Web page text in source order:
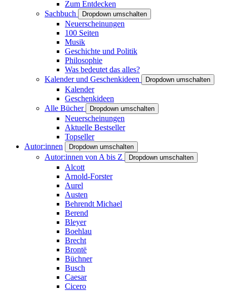
Zum Entdecken
Sachbuch
Dropdown umschalten
Neuerscheinungen
100 Seiten
Musik
Geschichte und Politik
Philosophie
Was bedeutet das alles?
Kalender und Geschenkideen
Dropdown umschalten
Kalender
Geschenkideen
Alle Bücher
Dropdown umschalten
Neuerscheinungen
Aktuelle Bestseller
Topseller
Autor:innen
Dropdown umschalten
Autor:innen von A bis Z Dropdown umschalten
Alcott
Arnold-Forster
Aurel
Austen
Behrendt Michael
Berend
Bleyer
Boehlau
Brecht
Brontë
Büchner
Busch
Caesar
Cicero